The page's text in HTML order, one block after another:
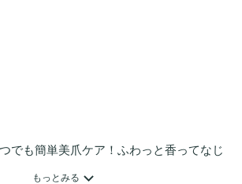
でも簡単美爪ケア！ふわっと香ってなじ
もっとみる